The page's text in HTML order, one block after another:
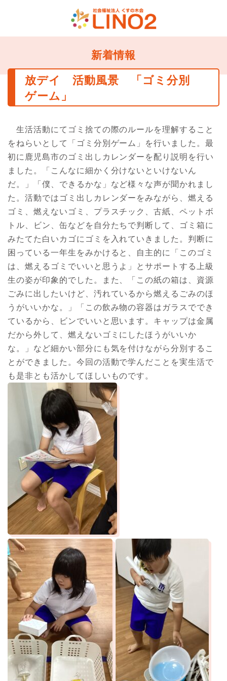
新着情報
放デイ 活動風景 「ゴミ分別
ゲーム」
生活活動にてゴミ捨ての際のルールを理解すること
をねらいとして「ゴミ分別ゲーム」を行いました。最
初に鹿児島市のゴミ出しカレンダーを配り説明を行い
ました。「こんなに細かく分けないといけないん
だ。」「僕、できるかな」など様々な声が聞かれまし
た。活動ではゴミ出しカレンダーをみながら、燃える
ゴミ、燃えないゴミ、プラスチック、古紙、ペットボ
トル、ビン、缶などを自分たちで判断して、ゴミ箱に
みたてた白いカゴにゴミを入れていきました。判断に
困っている一年生をみかけると、自主的に「このゴミ
は、燃えるゴミでいいと思うよ」とサポートする上級
生の姿が印象的でした。また、「この紙の箱は、資源
ごみに出したいけど、汚れているから燃えるごみのほ
うがいいかな。」「この飲み物の容器はガラスででき
ているから、ビンでいいと思います。キャップは金属
だから外して、燃えないゴミにしたほうがいいか
な。」など細かい部分にも気を付けながら分別するこ
とができました。今回の活動で学んだことを実生活で
も是非とも活かしてほしいものです。